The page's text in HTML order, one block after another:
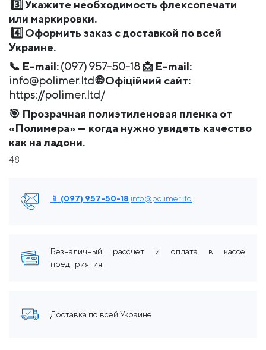
3️⃣ Укажите необходимость флексопечати
или маркировки.
4️⃣ Оформить заказ с доставкой по всей
Украине.
📞 E-mail:(097) 957-50-18 📩 E-mail:
info@polimer.ltd 🌐Офіційний сайт:
https://polimer.ltd/
🎯 Прозрачная полиэтиленовая пленка от
«Полимера» — когда нужно увидеть качество
как на ладони.
48
📱 (097) 957-50-18 info@polimer.ltd
Безналичный рассчет и оплата в кассе
предприятия
Доставка по всей Украине